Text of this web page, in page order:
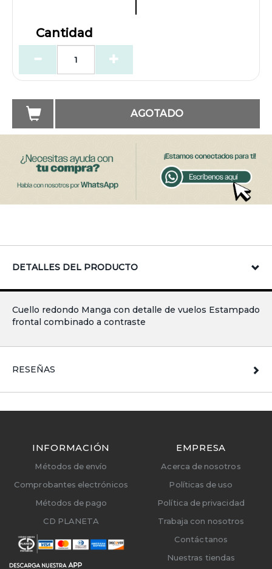
Cantidad
AGOTADO
DETALLES DEL PRODUCTO
Cuello redondo Manga con detalle de vuelos Estampado
frontal combinado a contraste
RESEÑAS
INFORMACIÓN
Métodos de envío
Comprobantes electrónicos
Métodos de pago
CD PLANETA
EMPRESA
Acerca de nosotros
Políticas de uso
Política de privacidad
Trabaja con nosotros
Contáctanos
Nuestras tiendas